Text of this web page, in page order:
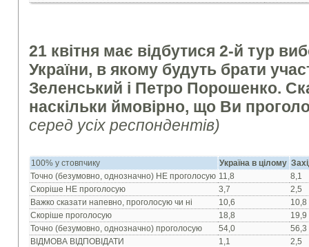
21 квітня має відбутися 2-й тур
України, в якому будуть брати
Зеленський і Петро Порошенко.
наскільки ймовірно, що Ви
серед усіх респондентів)
100% у стовпчику Україна в цілому
Точно (безумовно, однозначно) НЕ проголосую 11,8
8,1
Скоріше НЕ проголосую
3,7
2,5
Важко сказати напевно, проголосую чи ні
10,6
10,8
Скоріше проголосую
18,8
19,9
Точно (безумовно, однозначно) проголосую
54,0
56,3
ВІДМОВА ВІДПОВІДАТИ
1,1 2,5